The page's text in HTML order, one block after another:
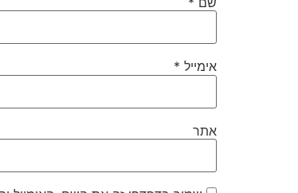
אימייל *
אתר